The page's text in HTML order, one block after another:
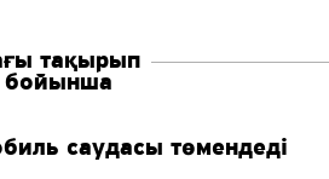
тақырып
бойынша
саудасы төмендеді